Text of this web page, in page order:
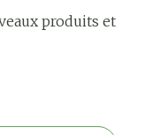
produits et